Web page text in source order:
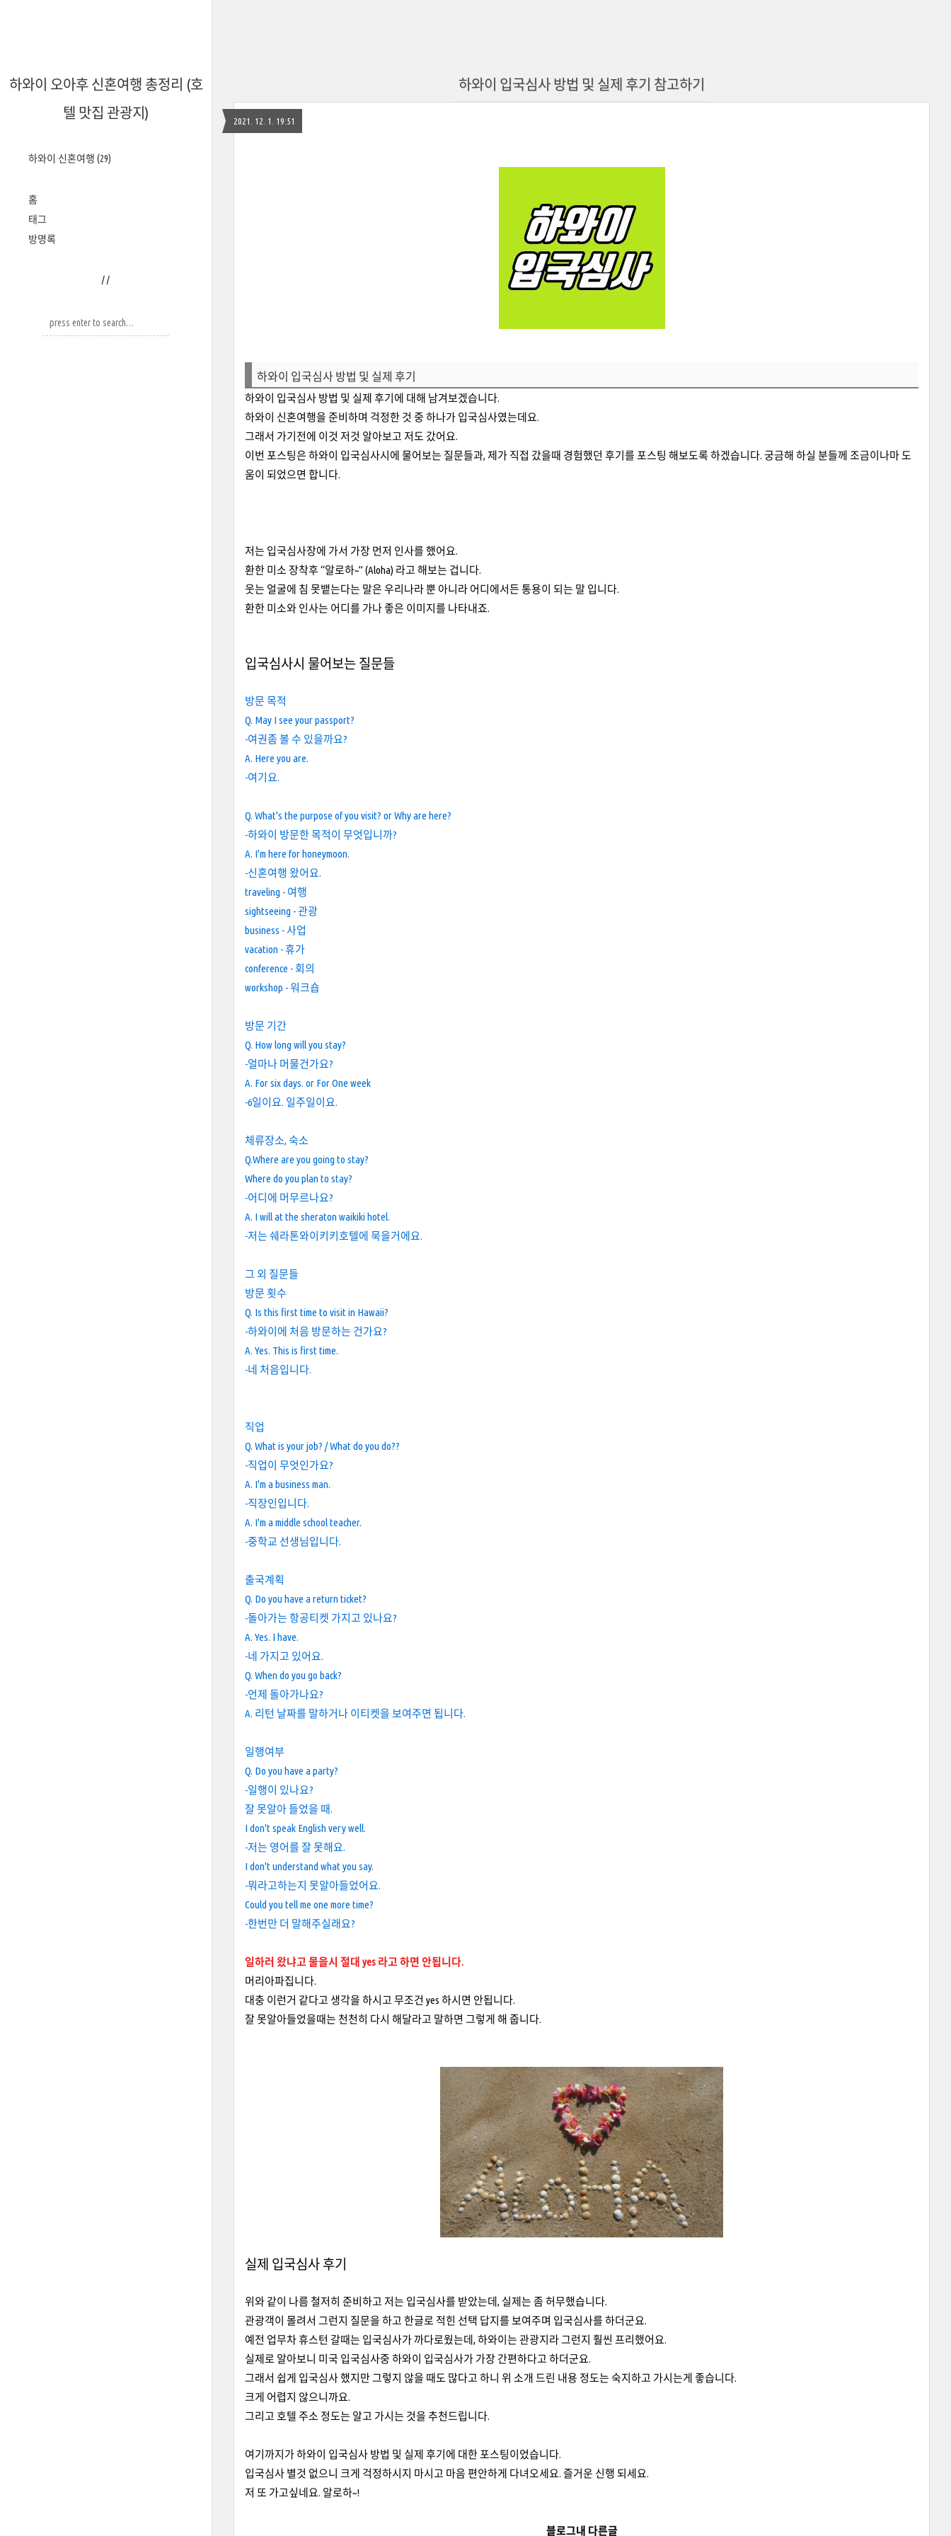
하와이 오아후 신혼여행 총정리 (호
텔 맛집 관광지)
하와이 신혼여행 (29)
홈
태그
방명록
/ /
하와이 입국심사 방법 및 실제 후기 참고하기
2021. 12. 1. 19:51
하와이 입국심사 방법 및 실제 후기
하와이 입국심사 방법 및 실제 후기에 대해 남겨보겠습니다.
하와이 신혼여행을 준비하며 걱정한 것 중 하나가 입국심사였는데요.
그래서 가기전에 이것 저것 알아보고 저도 갔어요.
이번 포스팅은 하와이 입국심사시에 물어보는 질문들과, 제가 직접 갔을때 경험했던 후기를 포스팅 해보도록 하겠습니다. 궁금해 하실 분들께 조금이나마 도
움이 되었으면 합니다.
저는 입국심사장에 가서 가장 먼저 인사를 했어요.
환한 미소 장착후 “알로하~” (Aloha) 라고 해보는 겁니다.
웃는 얼굴에 침 못뱉는다는 말은 우리나라 뿐 아니라 어디에서든 통용이 되는 말 입니다.
환한 미소와 인사는 어디를 가나 좋은 이미지를 나타내죠.
입국심사시 물어보는 질문들
방문 목적
Q. May I see your passport?
-여권좀 볼 수 있을까요?
A. Here you are.
-여기요.
Q. What's the purpose of you visit? or Why are here?
-하와이 방문한 목적이 무엇입니까?
A. I'm here for honeymoon.
-신혼여행 왔어요.
traveling - 여행
sightseeing - 관광
business - 사업
vacation - 휴가
conference - 회의
workshop - 워크숍
방문 기간
Q. How long will you stay?
-얼마나 머물건가요?
A. For six days. or For One week
-6일이요. 일주일이요.
체류장소, 숙소
Q.Where are you going to stay?
Where do you plan to stay?
-어디에 머무르나요?
A. I will at the sheraton waikiki hotel.
-저는 쉐라톤와이키키호텔에 묵을거에요.
그 외 질문들
방문 횟수
Q. Is this first time to visit in Hawaii?
-하와이에 처음 방문하는 건가요?
A. Yes. This is first time.
-네 처음입니다.
직업
Q. What is your job? / What do you do??
-직업이 무엇인가요?
A. I'm a business man.
-직장인입니다.
A. I'm a middle school teacher.
-중학교 선생님입니다.
출국계획
Q. Do you have a return ticket?
-돌아가는 항공티켓 가지고 있나요?
A. Yes. I have.
-네 가지고 있어요.
Q. When do you go back?
-언제 돌아가나요?
A. 리턴 날짜를 말하거나 이티켓을 보여주면 됩니다.
일행여부
Q. Do you have a party?
-일행이 있나요?
잘 못알아 들었을 때.
I don't speak English very well.
-저는 영어를 잘 못해요.
I don't understand what you say.
-뭐라고하는지 못알아들었어요.
Could you tell me one more time?
-한번만 더 말해주실래요?
일하러 왔냐고 물을시 절대 yes 라고 하면 안됩니다.
머리아파집니다.
대충 이런거 같다고 생각을 하시고 무조건 yes 하시면 안됩니다.
잘 못알아들었을때는 천천히 다시 해달라고 말하면 그렇게 해 줍니다.
실제 입국심사 후기
위와 같이 나름 철저히 준비하고 저는 입국심사를 받았는데, 실제는 좀 허무했습니다.
관광객이 몰려서 그런지 질문을 하고 한글로 적힌 선택 답지를 보여주며 입국심사를 하더군요.
예전 업무차 휴스턴 갈때는 입국심사가 까다로웠는데, 하와이는 관광지라 그런지 훨씬 프리했어요.
실제로 알아보니 미국 입국심사중 하와이 입국심사가 가장 간편하다고 하더군요.
그래서 쉽게 입국심사 했지만 그렇지 않을 때도 많다고 하니 위 소개 드린 내용 정도는 숙지하고 가시는게 좋습니다.
크게 어렵지 않으니까요.
그리고 호텔 주소 정도는 알고 가시는 것을 추천드립니다.
여기까지가 하와이 입국심사 방법 및 실제 후기에 대한 포스팅이었습니다.
입국심사 별것 없으니 크게 걱정하시지 마시고 마음 편안하게 다녀오세요. 즐거운 신행 되세요.
저 또 가고싶네요. 알로하~!
블로그내 다른글